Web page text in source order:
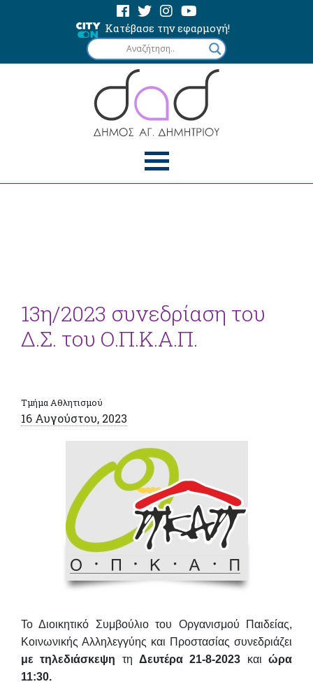
Κατέβασε την εφαρμογή!
13η/2023 συνεδρίαση του
Δ.Σ. του Ο.Π.Κ.Α.Π.
Τμήμα Αθλητισμού
16 Αυγούστου, 2023
Το Διοικητικό Συμβούλιο του Οργανισμού Παιδείας,
Κοινωνικής Αλληλεγγύης και Προστασίας συνεδριάζει
με τηλεδιάσκεψη τηΔευτέρα 21-8-2023 και ώρα
11:30.